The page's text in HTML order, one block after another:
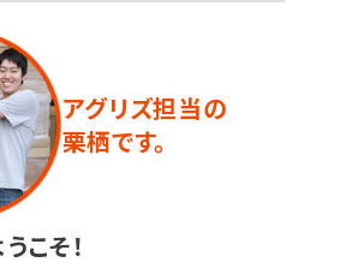
アグリズ担当の
栗栖です。
こそ！